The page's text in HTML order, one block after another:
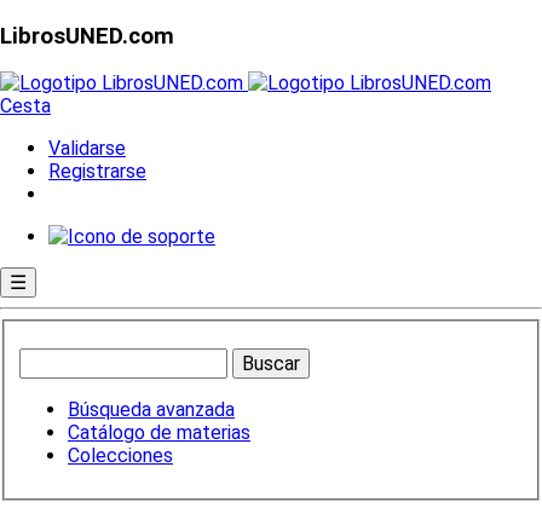
LibrosUNED.com
Cesta
Validarse
Registrarse
☰
Búsqueda avanzada
Catálogo de materias
Colecciones